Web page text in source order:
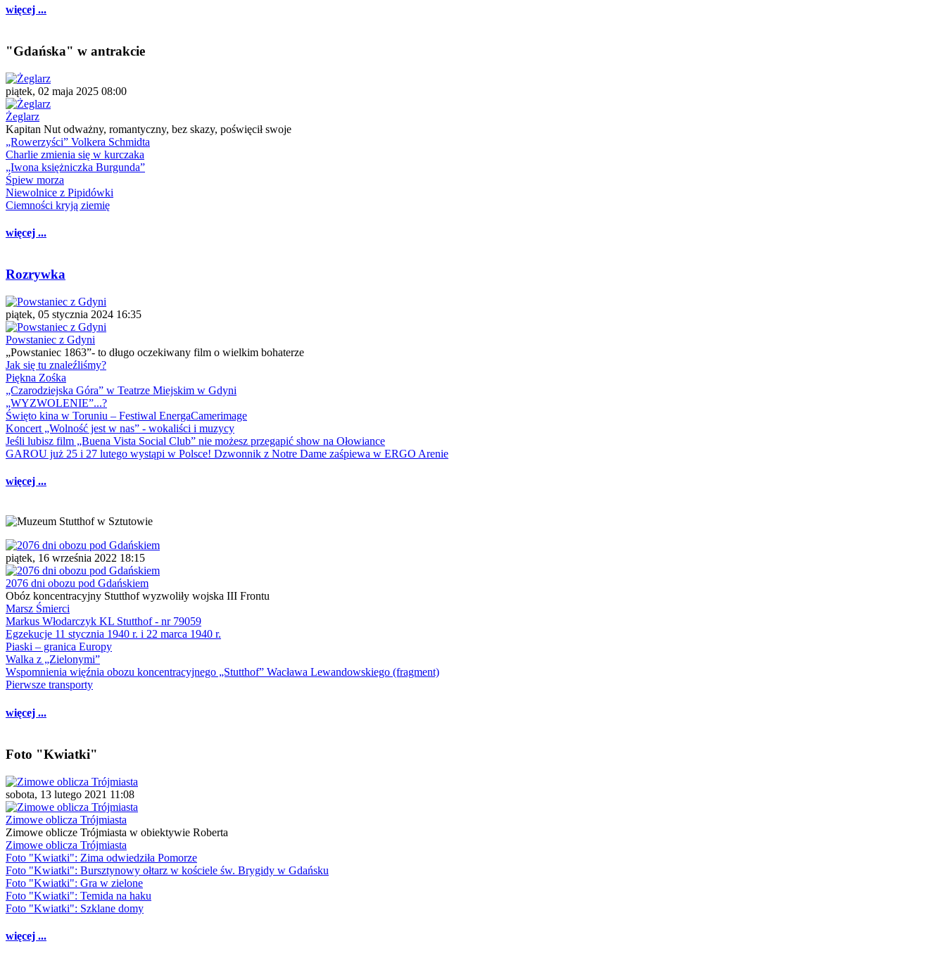
więcej ...
"Gdańska" w antrakcie
piątek, 02 maja 2025 08:00
Żeglarz
Kapitan Nut odważny, romantyczny, bez skazy, poświęcił swoje
„Rowerzyści” Volkera Schmidta
Charlie zmienia się w kurczaka
„Iwona księżniczka Burgunda”
Śpiew morza
Niewolnice z Pipidówki
Ciemności kryją ziemię
więcej ...
Rozrywka
piątek, 05 stycznia 2024 16:35
Powstaniec z Gdyni
„Powstaniec 1863”- to długo oczekiwany film o wielkim bohaterze
Jak się tu znaleźliśmy?
Piękna Zośka
„Czarodziejska Góra” w Teatrze Miejskim w Gdyni
„WYZWOLENIE”...?
Święto kina w Toruniu – Festiwal EnergaCamerimage
Koncert „Wolność jest w nas” - wokaliści i muzycy
Jeśli lubisz film „Buena Vista Social Club” nie możesz przegapić show na Ołowiance
GAROU już 25 i 27 lutego wystąpi w Polsce! Dzwonnik z Notre Dame zaśpiewa w ERGO Arenie
więcej ...
piątek, 16 września 2022 18:15
2076 dni obozu pod Gdańskiem
Obóz koncentracyjny Stutthof wyzwoliły wojska III Frontu
Marsz Śmierci
Markus Włodarczyk KL Stutthof - nr 79059
Egzekucje 11 stycznia 1940 r. i 22 marca 1940 r.
Piaski – granica Europy
Walka z „Zielonymi”
Wspomnienia więźnia obozu koncentracyjnego „Stutthof” Wacława Lewandowskiego (fragment)
Pierwsze transporty
więcej ...
Foto "Kwiatki"
sobota, 13 lutego 2021 11:08
Zimowe oblicza Trójmiasta
Zimowe oblicze Trójmiasta w obiektywie Roberta
Zimowe oblicza Trójmiasta
Foto "Kwiatki": Zima odwiedziła Pomorze
Foto "Kwiatki": Bursztynowy ołtarz w kościele św. Brygidy w Gdańsku
Foto "Kwiatki": Gra w zielone
Foto "Kwiatki": Temida na haku
Foto "Kwiatki": Szklane domy
więcej ...